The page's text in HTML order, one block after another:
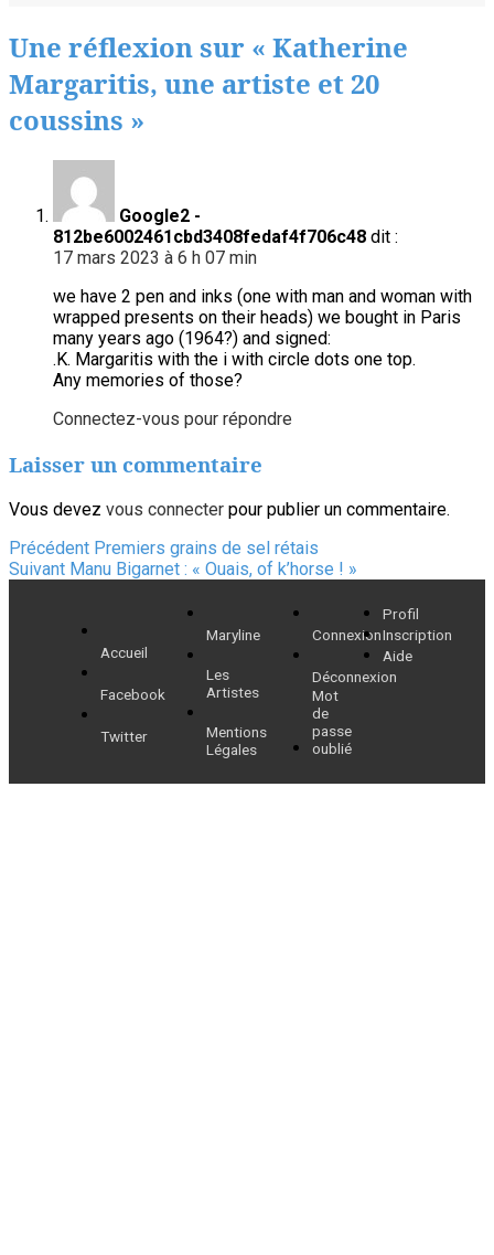
Une réflexion sur « Katherine
Margaritis, une artiste et 20
coussins »
Google2 -
812be6002461cbd3408fedaf4f706c48 dit :
17 mars 2023 à 6 h 07 min
we have 2 pen and inks (one with man and woman with
wrapped presents on their heads) we bought in Paris
many years ago (1964?) and signed:
.K. Margaritis with the i with circle dots one top.
Any memories of those?
Connectez-vous pour répondre
Laisser un commentaire
Vous devez vous connecter pour publier un commentaire.
Navigation
de
l’article
Précédent Article
précédent :
Premiers grains de sel rétais
Suivant Article
Manu Bigarnet : « Ouais, of k’horse ! »
Accueil
Facebook
Twitter
Maryline
Les
Artistes
Mentions
Légales
Connexion
Déconnexion
Mot
de
passe
oublié
Profil
Inscription
Aide